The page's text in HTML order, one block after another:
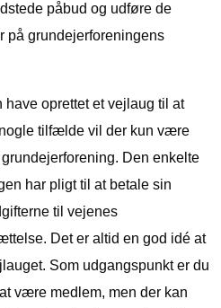
påbud og udføre de
på grundejerforeningens
oprettet et vejlaug til at
tilfælde vil der kun være
Den enkelte
har pligt til at betale sin
til vejenes
Det er altid en god idé at
Som udgangspunkt er du
være medlem, men der kan